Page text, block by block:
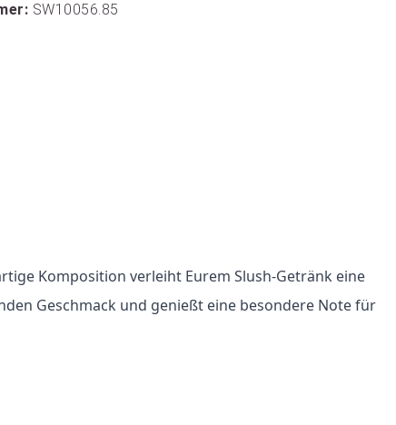
SW10056.85
Komposition verleiht Eurem Slush-Getränk eine
Geschmack und genießt eine besondere Note für